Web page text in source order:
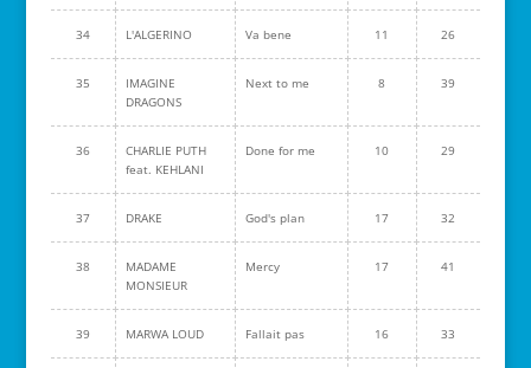
34 L'ALGERINO Va bene 11 26
35
IMAGINE
DRAGONS
Next to me 8 39
36
CHARLIE PUTH
feat. KEHLANI
Done for me 10 29
37 DRAKE God's plan 17 32
38
MADAME
MONSIEUR
Mercy 17 41
39 MARWA LOUD Fallait pas 16 33